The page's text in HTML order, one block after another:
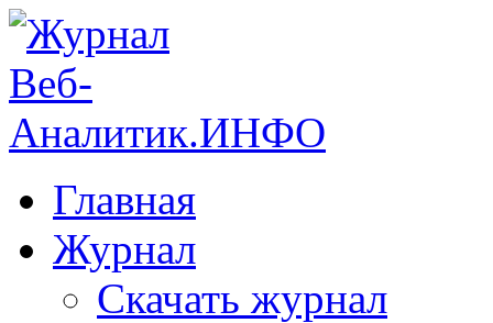
Главная
Журнал
Скачать журнал